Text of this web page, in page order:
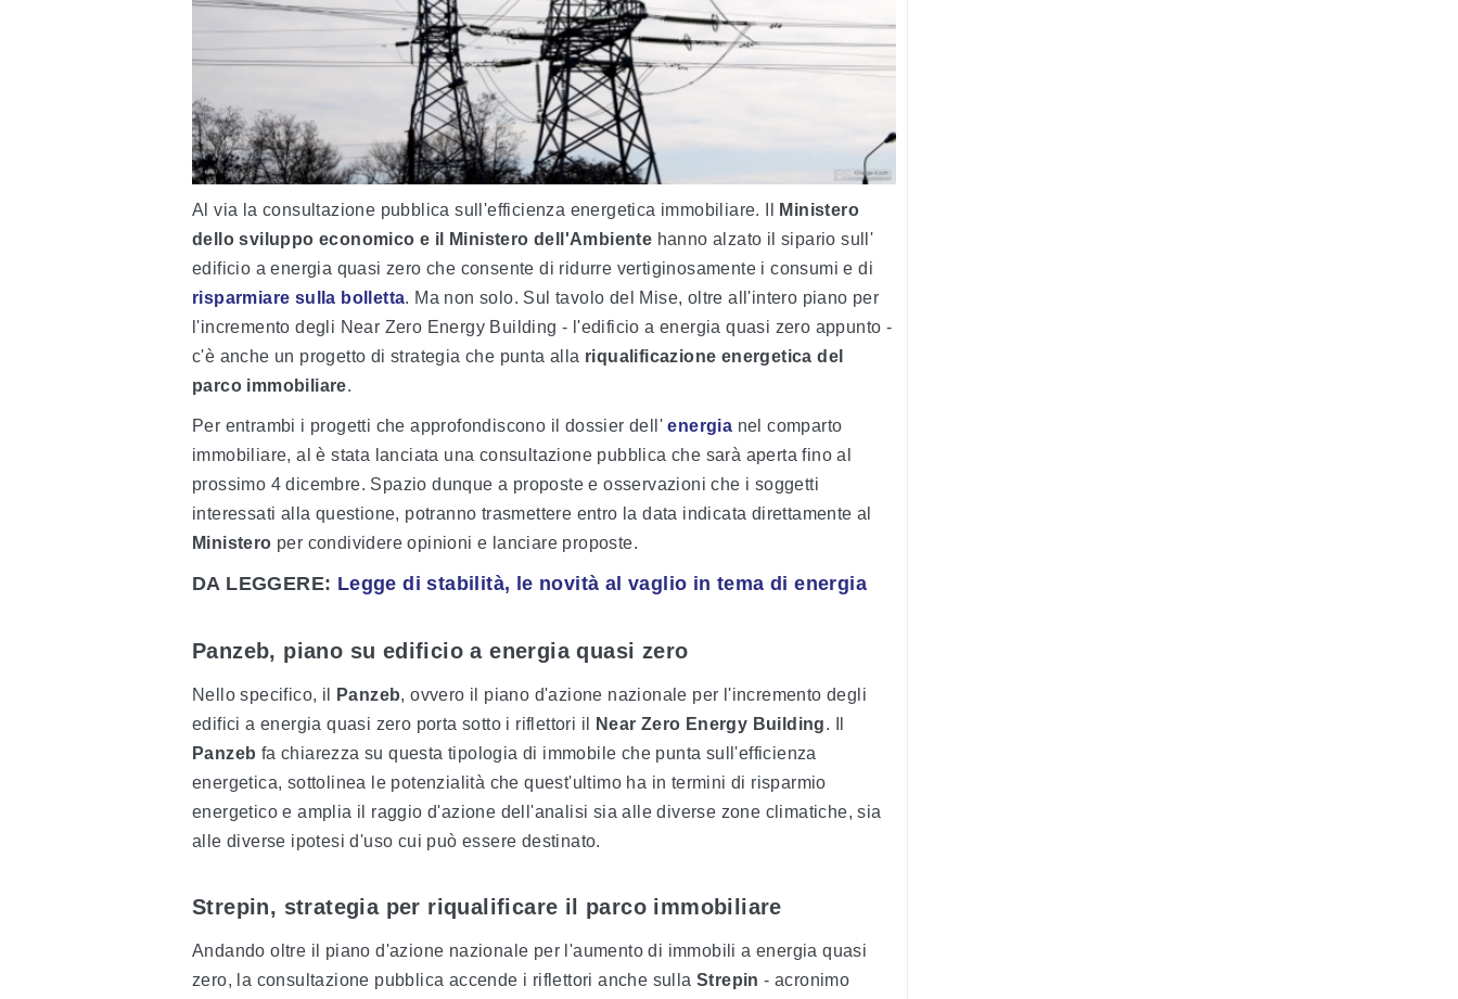
Al via la consultazione pubblica sull'efficienza energetica immobiliare. Il
Ministero
dello sviluppo economico e il Ministero dell'Ambiente hanno alzato il sipario sull'
edificio a energia quasi zero che consente di ridurre vertiginosamente i consumi e di
risparmiare sulla bolletta. Ma non solo. Sul tavolo del Mise, oltre all'intero piano per
l'incremento degli Near Zero Energy Building - l'edificio a energia quasi zero appunto -
c'è anche un progetto di strategia che punta alla riqualificazione energetica del
parco immobiliare.
Per entrambi i progetti che approfondiscono il dossier dell'energia nel comparto
immobiliare, al è stata lanciata una consultazione pubblica che sarà aperta fino al
prossimo 4 dicembre. Spazio dunque a proposte e osservazioni che i soggetti
interessati alla questione, potranno trasmettere entro la data indicata direttamente al
Ministero per condividere opinioni e lanciare proposte.
DA LEGGERE: Legge di stabilità, le novità al vaglio in tema di energia
Panzeb, piano su edificio a energia quasi zero
Nello specifico, il Panzeb, ovvero il piano d'azione nazionale per l'incremento degli
edifici a energia quasi zero porta sotto i riflettori il
Near Zero Energy Building. Il
Panzeb fa chiarezza su questa tipologia di immobile che punta sull'efficienza
energetica, sottolinea le potenzialità che quest'ultimo ha in termini di risparmio
energetico e amplia il raggio d'azione dell'analisi sia alle diverse zone climatiche, sia
alle diverse ipotesi d'uso cui può essere destinato.
Strepin, strategia per riqualificare il parco immobiliare
Andando oltre il piano d'azione nazionale per l'aumento di immobili a energia quasi
zero, la consultazione pubblica accende i riflettori anche sulla Strepin - acronimo